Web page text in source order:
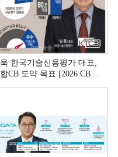
한국기술신용평가 대표,
CB 도약 목표 [2026 CB사